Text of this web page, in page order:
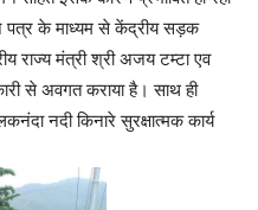
पत्र के माध्यम से केंद्रीय सड़क
राज्य मंत्री श्री अजय टम्टा एव
से अवगत कराया है। साथ ही
नदी किनारे सुरक्षात्मक कार्य